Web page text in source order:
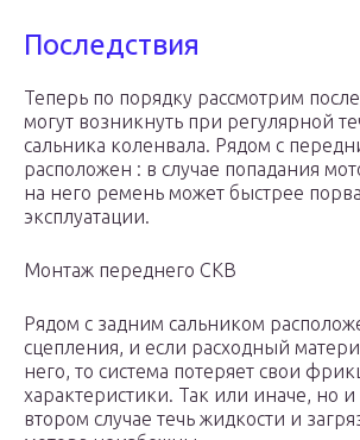
Последствия
Теперь по порядку рассмотрим
могут возникнуть при регулярной
сальника коленвала. Рядом с
расположен : в случае попадания
на него ремень может быстрее
эксплуатации.
Монтаж переднего СКВ
Рядом с задним сальником
сцепления, и если расходный
него, то система потеряет свои
характеристики. Так или иначе, но
втором случае течь жидкости и